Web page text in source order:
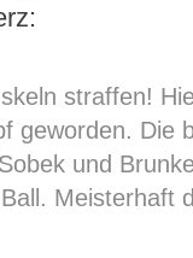
straffen!
geworden. Die
und
Meisterhaft